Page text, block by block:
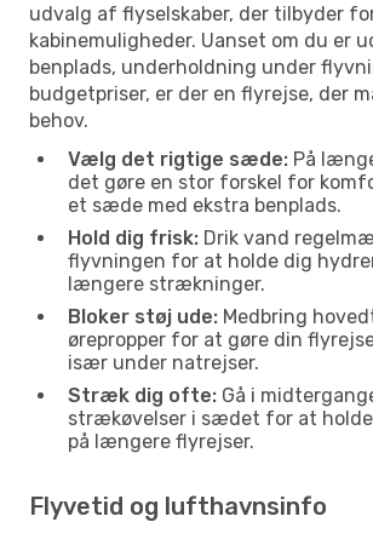
udvalg af flyselskaber, der tilbyder
kabinemuligheder. Uanset om du er
benplads, underholdning under
budgetpriser, er der en flyrejse, der
behov.
Vælg det rigtige sæde: På
det gøre en stor forskel for
et sæde med ekstra benplads.
Hold dig frisk: Drik vand
flyvningen for at holde dig
længere strækninger.
Bloker støj ude: Medbring
ørepropper for at gøre din
især under natrejser.
Stræk dig ofte: Gå i
strækøvelser i sædet for at
på længere flyrejser.
Flyvetid og lufthavnsinfo